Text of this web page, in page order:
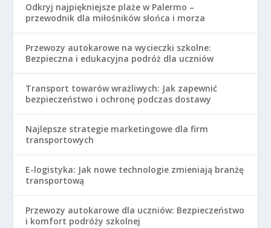
Odkryj najpiękniejsze plaże w Palermo –
przewodnik dla miłośników słońca i morza
Przewozy autokarowe na wycieczki szkolne:
Bezpieczna i edukacyjna podróż dla uczniów
Transport towarów wrażliwych: Jak zapewnić
bezpieczeństwo i ochronę podczas dostawy
Najlepsze strategie marketingowe dla firm
transportowych
E-logistyka: Jak nowe technologie zmieniają branżę
transportową
Przewozy autokarowe dla uczniów: Bezpieczeństwo
i komfort podróży szkolnej